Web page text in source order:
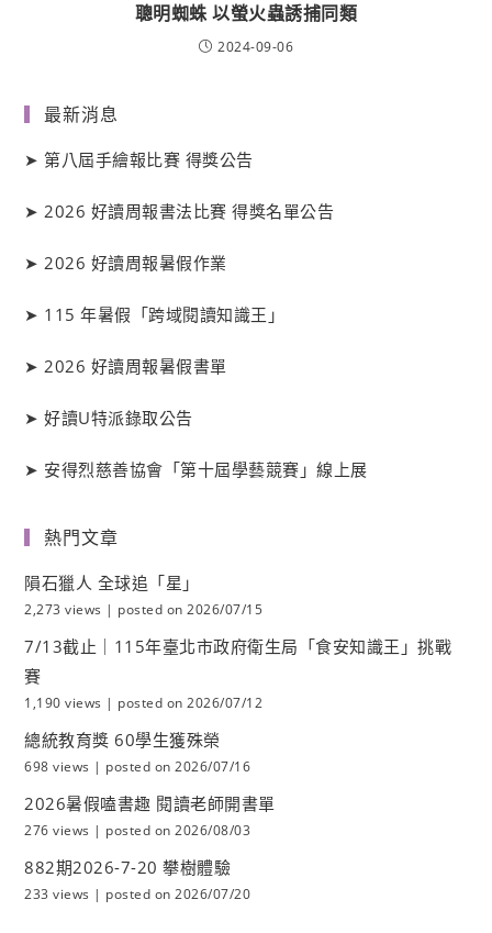
聰明蜘蛛 以螢火蟲誘捕同類
2024-09-06
最新消息
➤第八屆手繪報比賽 得獎公告
➤2026 好讀周報書法比賽 得獎名單公告
➤2026 好讀周報暑假作業
➤ 115 年暑假「跨域閱讀知識王」
➤2026 好讀周報暑假書單
➤好讀U特派錄取公告
➤ 安得烈慈善協會「第十屆學藝競賽」線上展
熱門文章
隕石獵人 全球追「星」
2,273 views | posted on 2026/07/15
7/13截止｜115年臺北市政府衛生局「食安知識王」挑戰
賽
1,190 views | posted on 2026/07/12
總統教育獎 60學生獲殊榮
698 views | posted on 2026/07/16
2026暑假嗑書趣 閱讀老師開書單
276 views | posted on 2026/08/03
882期2026-7-20 攀樹體驗
233 views | posted on 2026/07/20